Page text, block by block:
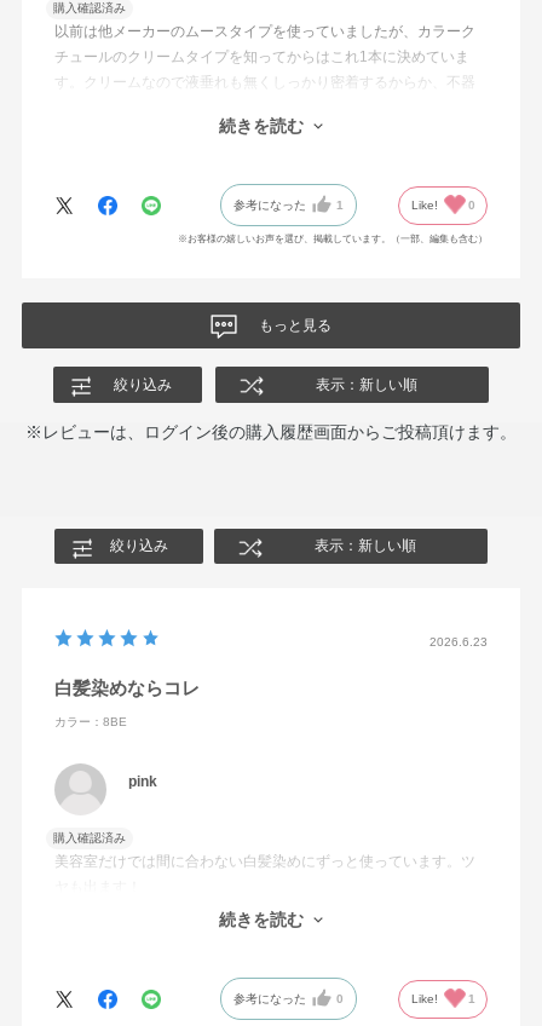
購入確認済み
以前は他メーカーのムースタイプを使っていましたが、カラーク
チュールのクリームタイプを知ってからはこれ1本に決めていま
す。クリームなので液垂れも無くしっかり密着するからか、不器
来、しかも染めた後のツヤ感と指通りの良さもgood!!色持ちも大満
続きを読む
参考になった 1 Like! 0
※お客様の嬉しいお声を選び、掲載しています。（一部、編集も含む）
もっと見る
絞り込み 表示：新しい順
※レビューは、ログイン後の購入履歴画面からご投稿頂けます。
絞り込み 表示：新しい順
2026.6.23
白髪染めならコレ
カラー：8BE
pink
購入確認済み
美容室だけでは間に合わない白髪染めにずっと使っています。ツ
またこのシリーズのシャンプーやコンディショナーなども使用し
続きを読む
参考になった 0 Like! 1